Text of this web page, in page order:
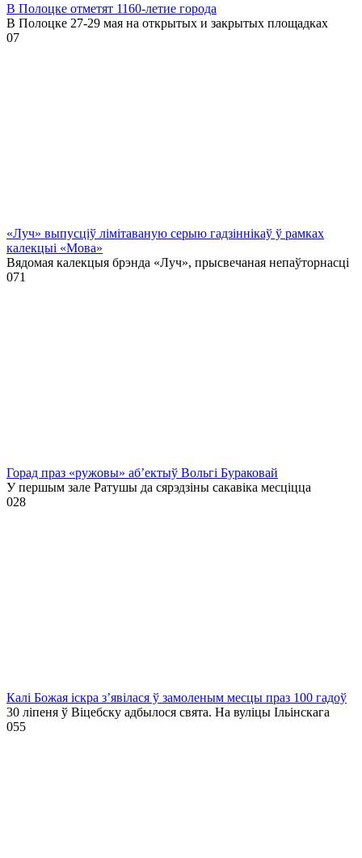
В Полоцке отметят 1160-летие города
В Полоцке 27-29 мая на открытых и закрытых площадках
07
«Луч» выпусціў лiмiтаваную серыю гадзіннікаў ў рамках
калекцыі «Мова»
Вядомая калекцыя брэнда «Луч», прысвечаная непаўторнасці
071
Горад праз «ружовы» аб’ектыў Вольгі Бураковай
У першым зале Ратушы да сярэдзіны сакавіка месціцца
028
Калі Божая іскра з’явілася ў замоленым месцы праз 100 гадоў
30 ліпеня ў Віцебску адбылося свята. На вуліцы Ільінскага
055